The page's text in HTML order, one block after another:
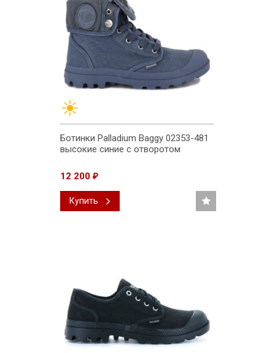
Ботинки Palladium Baggy 02353-481
высокие синие с отворотом
12 200 ₽
Купить